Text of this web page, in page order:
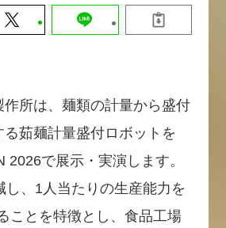
所は、麺類の計量から盛付
る茹麺計量盛付ロボットを
2026で展示・実演します。
し、1人当たりの生産能力を
ことを特徴とし、食品工場